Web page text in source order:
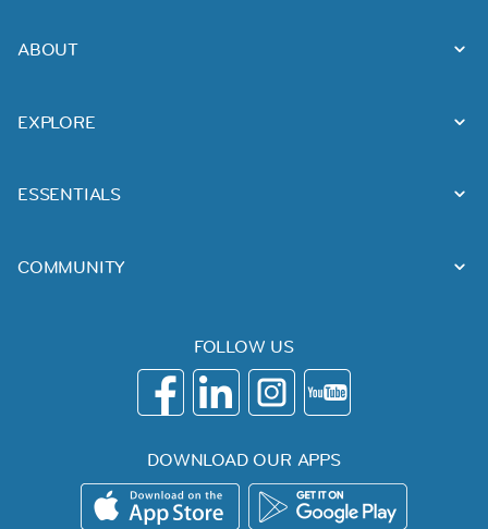
ABOUT
EXPLORE
ESSENTIALS
COMMUNITY
FOLLOW US
DOWNLOAD OUR APPS